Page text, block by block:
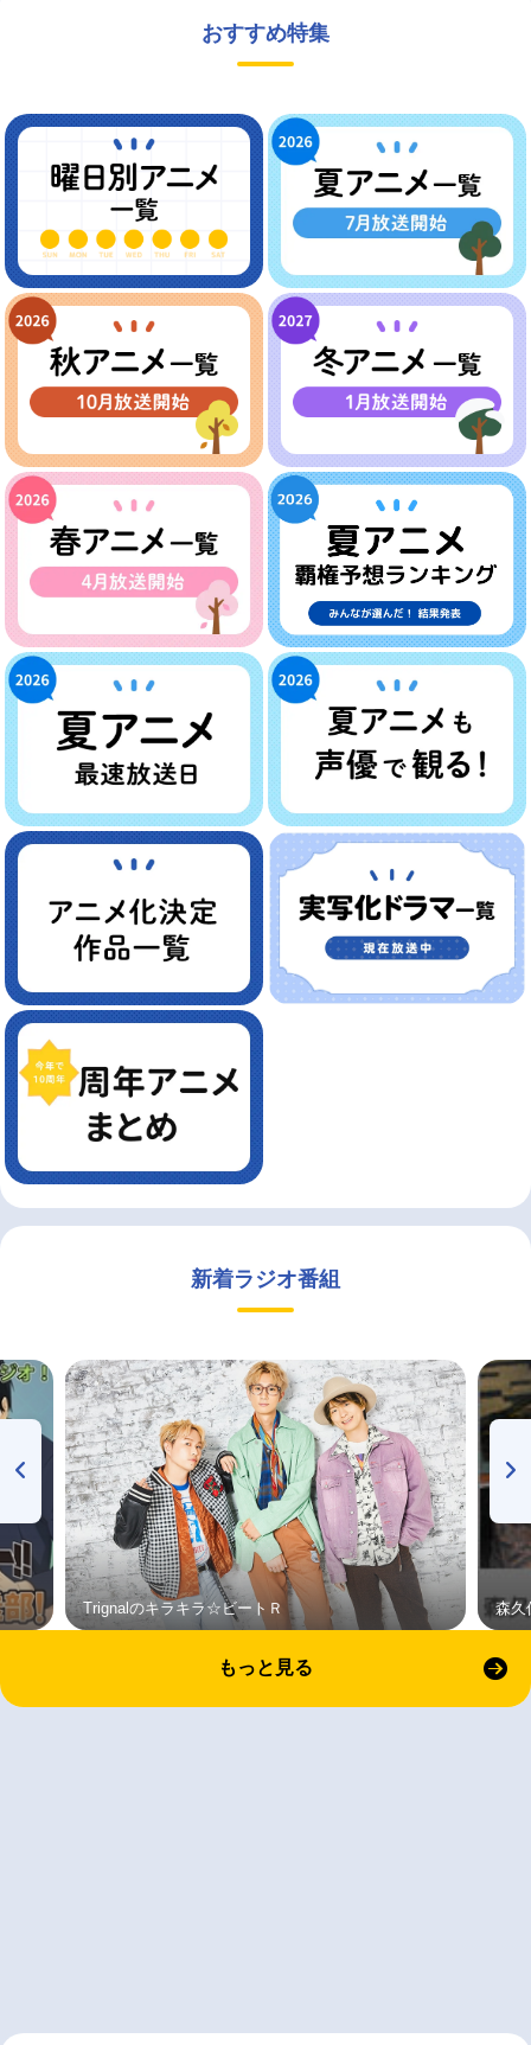
おすすめ特集
新着ラジオ番組
Trignalのキラキラ☆ビートＲ 森久
もっと見る